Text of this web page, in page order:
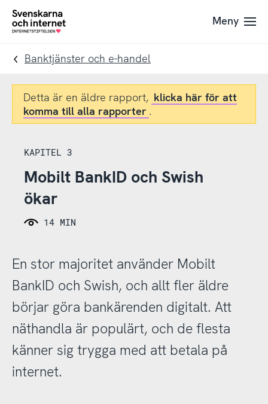
Till
navigation
Till
innehåll
To
Meny
Banktjänster och e-handel
Detta är en äldre rapport, klicka här för att
komma till alla rapporter .
KAPITEL 3
Mobilt BankID och Swish
ökar
14 MIN
En stor majoritet använder Mobilt
BankID och Swish, och allt fler äldre
börjar göra bankärenden digitalt. Att
näthandla är populärt, och de flesta
känner sig trygga med att betala på
internet.